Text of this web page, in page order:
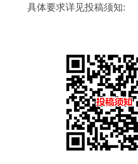
具体要求详见投稿须知: